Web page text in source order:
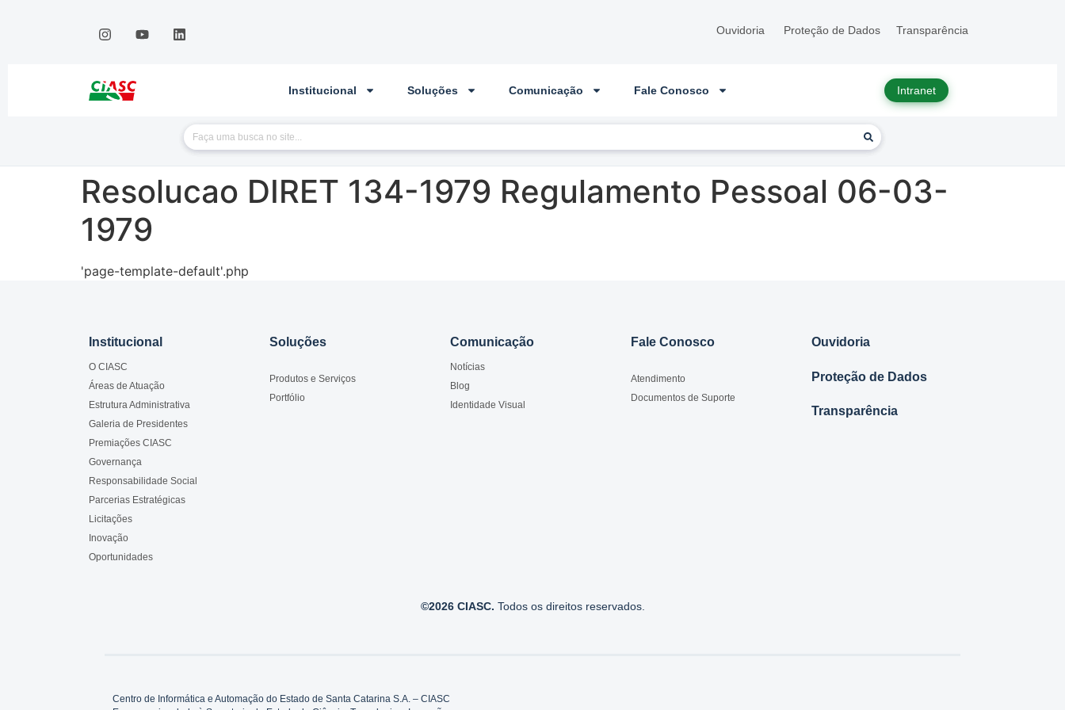
Ouvidoria Proteção de Dados Transparência
Institucional Soluções Comunicação Fale Conosco Intranet
Resolucao DIRET 134-1979 Regulamento Pessoal 06-03-
1979
'page-template-default'.php
Institucional
O CIASC
Áreas de Atuação
Estrutura Administrativa
Galeria de Presidentes
Premiações CIASC
Governança
Responsabilidade Social
Parcerias Estratégicas
Licitações
Inovação
Oportunidades
Soluções
Produtos e Serviços
Portfólio
Comunicação
Notícias
Blog
Identidade Visual
Fale Conosco
Atendimento
Documentos de Suporte
Ouvidoria
Proteção de Dados
Transparência
©2026 CIASC. Todos os direitos reservados.
Centro de Informática e Automação do Estado de Santa Catarina S.A. – CIASC